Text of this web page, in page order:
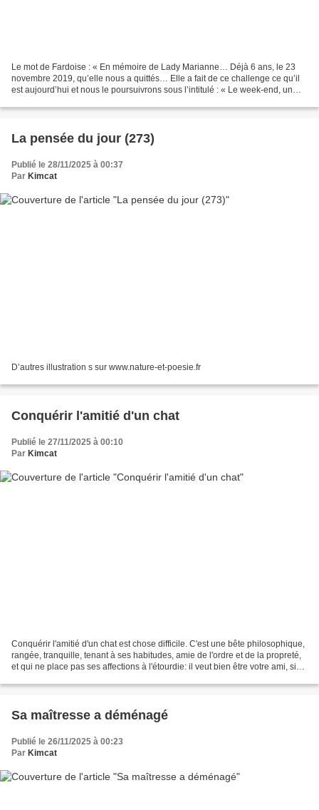
Le mot de Fardoise : « En mémoire de Lady Marianne… Déjà 6 ans, le 23
novembre 2019, qu’elle nous a quittés… Elle a fait de ce challenge ce qu’il
est aujourd’hui et nous le poursuivrons sous l’intitulé : « Le week-end, un
La pensée du jour (273)
Publié le 28/11/2025 à 00:37
Par Kimcat
D’autres illustration s sur www.nature-et-poesie.fr
Conquérir l'amitié d'un chat
Publié le 27/11/2025 à 00:10
Par Kimcat
Conquérir l'amitié d'un chat est chose difficile. C'est une bête philosophique,
rangée, tranquille, tenant à ses habitudes, amie de l'ordre et de la propreté,
et qui ne place pas ses affections à l'étourdie: il veut bien être votre ami, si
Sa maîtresse a déménagé
Publié le 26/11/2025 à 00:23
Par Kimcat